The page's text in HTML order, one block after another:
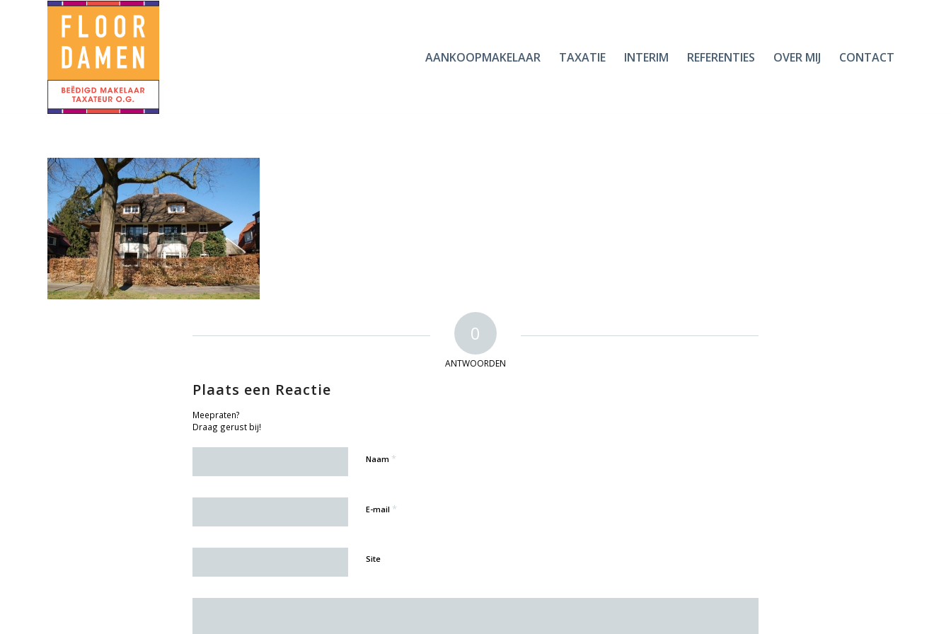
AANKOOPMAKELAAR TAXATIE INTERIM REFERENTIES OVER MIJ CONTACT
0
ANTWOORDEN
Plaats een Reactie
Meepraten?
Draag gerust bij!
Naam *
E-mail *
Site